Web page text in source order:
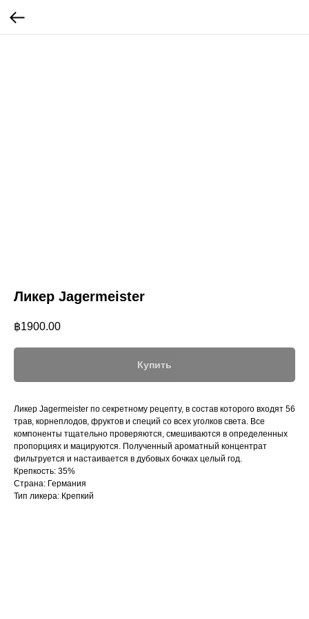
Ликер Jagermeister
฿1900.00
Купить
Ликер Jagermeister по секретному рецепту, в состав которого входят 56
трав, корнеплодов, фруктов и специй со всех уголков света. Все
компоненты тщательно проверяются, смешиваются в определенных
пропорциях и мацируются. Полученный ароматный концентрат
фильтруется и настаивается в дубовых бочках целый год.
Крепкость: 35%
Страна: Германия
Тип ликера: Крепкий